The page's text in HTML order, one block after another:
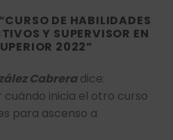
CURSO DE HABILIDADES
Y SUPERVISOR EN
2022”
Cabrera dice:
cuándo inicia el otro curso
para ascenso a